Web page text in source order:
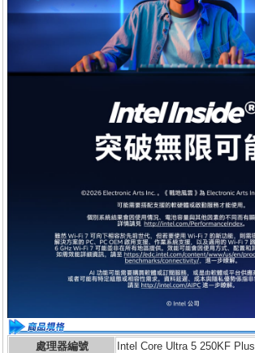
處理器編號
Intel Core Ultra 5 250KF Plus